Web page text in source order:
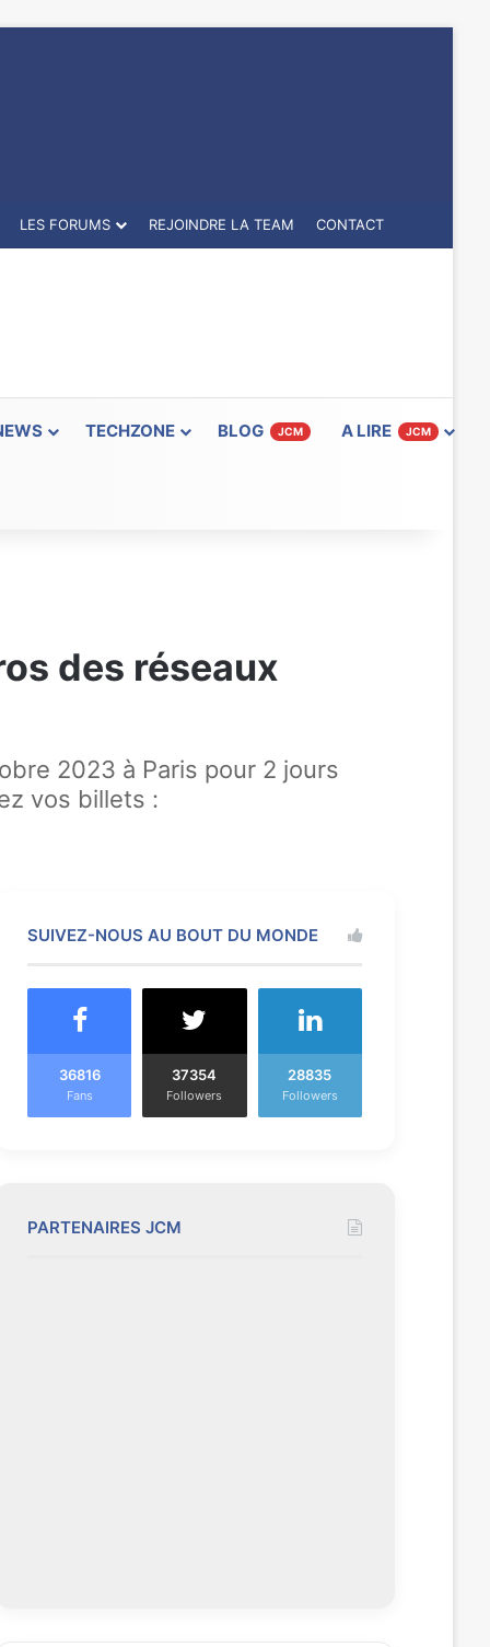
LES FORUMS REJOINDRE LA TEAM CONTACT
TECHZONE BLOG JCM A LIRE JCM
des réseaux
2023 à Paris pour 2 jours
vos billets :
SUIVEZ-NOUS AU BOUT DU MONDE
36816
Fans
37354
Followers
28835
Followers
PARTENAIRES JCM